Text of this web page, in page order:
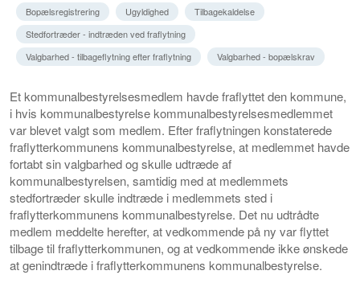
Bopælsregistrering Ugyldighed
Tilbagekaldelse
Stedfortræder - indtræden ved fraflytning
Valgbarhed - tilbageflytning efter fraflytning
Valgbarhed - bopælskrav
Et kommunalbestyrelsesmedlem havde fraflyttet den kommune,
i hvis kommunalbestyrelse kommunalbestyrelsesmedlemmet
var blevet valgt som medlem. Efter fraflytningen konstaterede
fraflytterkommunens kommunalbestyrelse, at medlemmet havde
fortabt sin valgbarhed og skulle udtræde af
kommunalbestyrelsen, samtidig med at medlemmets
stedfortræder skulle indtræde i medlemmets sted i
fraflytterkommunens kommunalbestyrelse. Det nu udtrådte
medlem meddelte herefter, at vedkommende på ny var flyttet
tilbage til fraflytterkommunen, og at vedkommende ikke ønskede
at genindtræde i fraflytterkommunens kommunalbestyrelse.